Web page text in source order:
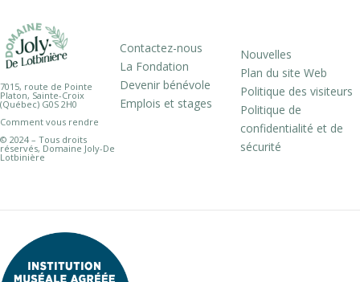
7015, route de Pointe
Platon, Sainte-Croix
(Québec) G0S 2H0
Comment vous rendre
© 2024 – Tous droits
réservés, Domaine Joly-De
Lotbinière
Contactez-nous
La Fondation
Devenir bénévole
Emplois et stages
Nouvelles
Plan du site Web
Politique des visiteurs
Politique de
confidentialité et de
sécurité